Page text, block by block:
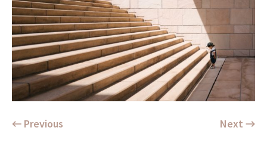
← Previous Next →